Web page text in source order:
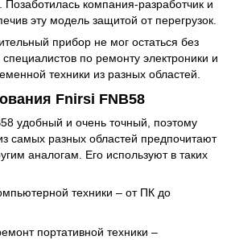
Позаботилась компания-разработчик и
эту модель защитой от перегрузок.
прибор не мог остаться без
по ремонту электроники и
техники из разных областей.
Fnirsi FNB58
удобный и очень точный, поэтому
самых разных областей предпочитают
аналогам. Его используют в таких
техники – от ПК до
портативной техники –